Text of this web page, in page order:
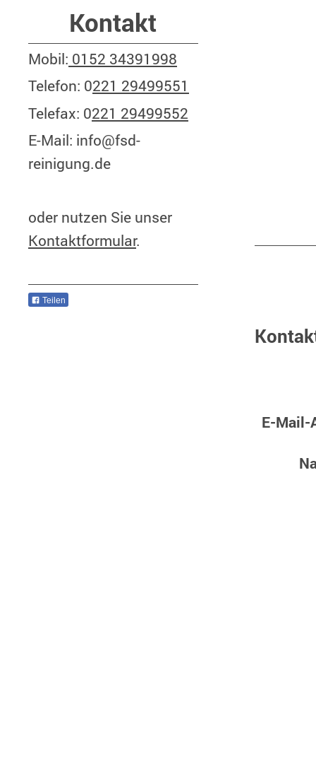
E-Mail-
Kontakt
Mobil: 0152 34391998
Telefon: 0221 29499551
Telefax: 0221 29499552
E-Mail: info@fsd-
reinigung.de
oder nutzen Sie unser
Kontaktformular.
Teilen